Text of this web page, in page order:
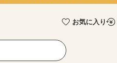
お気に入り